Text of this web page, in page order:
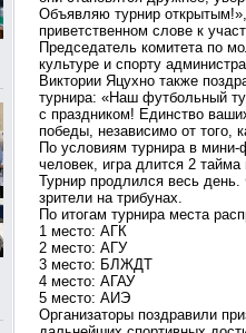
Объявляю турнир
приветственном слове к
Председатель комитета по
культуре и спорту
Виктории Яцухно также
турнира: «Наш футбольный
с праздником! Единство
победы, независимо от того,
По условиям турнира в
человек, игра длится 2
Турнир продлился весь
зрители на трибунах.
По итогам турнира места
1 место: АГК
2 место: ⁠АГУ
3 место: ⁠БЛЖДТ
4 место: ⁠АГАУ
5 место: ⁠АИЭ
Организаторы поздравили